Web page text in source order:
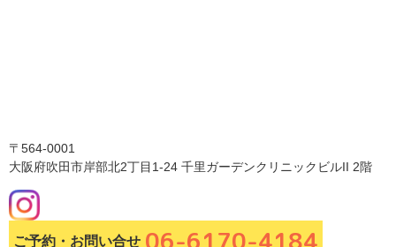
〒564-0001
大阪府吹田市岸部北2丁目1-24 千里ガーデンクリニックビルII 2階
ご予約・お問い合せ